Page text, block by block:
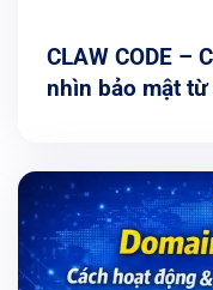
CLAW CODE –
nhìn bảo mật